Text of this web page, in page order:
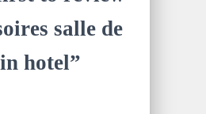
salle de
hotel”